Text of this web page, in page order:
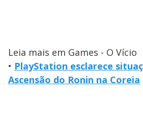
Leia mais em Games - O Vício
• PlayStation esclarece
Ascensão do Ronin na Coreia